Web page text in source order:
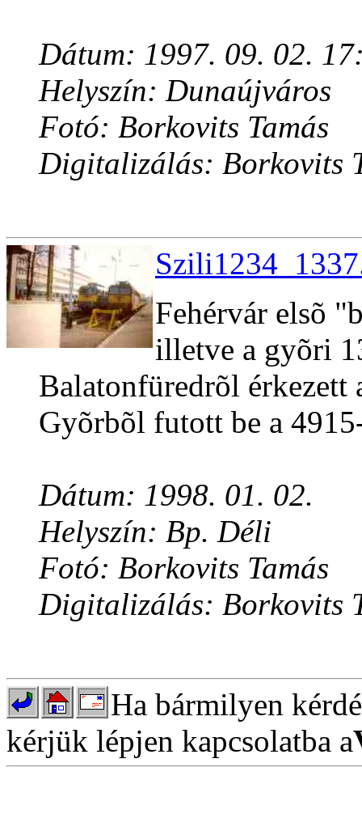
Dátum: 1997. 09. 02.
Helyszín: Dunaújváros
Fotó: Borkovits Tamás
Digitalizálás: Borkovits
Fehérvár elsõ
illetve a gyõri
Balatonfüredrõl érkezett
Gyõrbõl futott be a
Dátum: 1998. 01. 02.
Helyszín: Bp. Déli
Fotó: Borkovits Tamás
Digitalizálás: Borkovits
Ha bármilyen
kérjük lépjen kapcsolatba a